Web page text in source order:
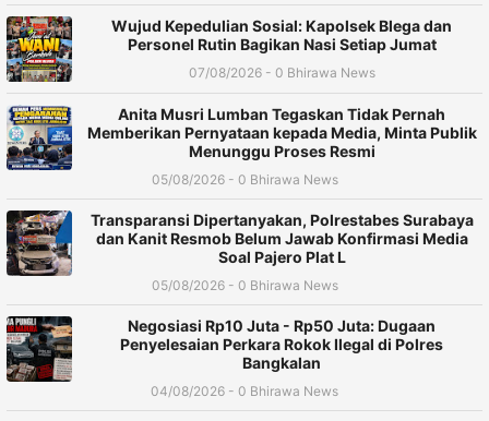
Wujud Kepedulian Sosial: Kapolsek Blega dan
Personel Rutin Bagikan Nasi Setiap Jumat
07/08/2026 - 0 Bhirawa News
Anita Musri Lumban Tegaskan Tidak Pernah
Memberikan Pernyataan kepada Media, Minta Publik
Menunggu Proses Resmi
05/08/2026 - 0 Bhirawa News
Transparansi Dipertanyakan, Polrestabes Surabaya
dan Kanit Resmob Belum Jawab Konfirmasi Media
Soal Pajero Plat L
05/08/2026 - 0 Bhirawa News
Negosiasi Rp10 Juta - Rp50 Juta: Dugaan
Penyelesaian Perkara Rokok Ilegal di Polres
Bangkalan
04/08/2026 - 0 Bhirawa News